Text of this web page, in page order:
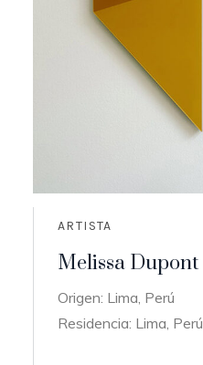
ARTISTA
Melissa Dupont
Origen: Lima, Perú
Residencia: Lima, Perú